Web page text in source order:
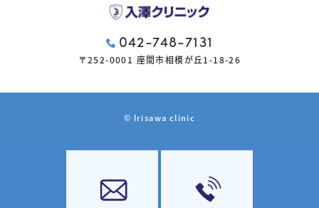
042-748-7131
〒252-0001 座間市相模が丘1-18-26
© Irisawa clinic